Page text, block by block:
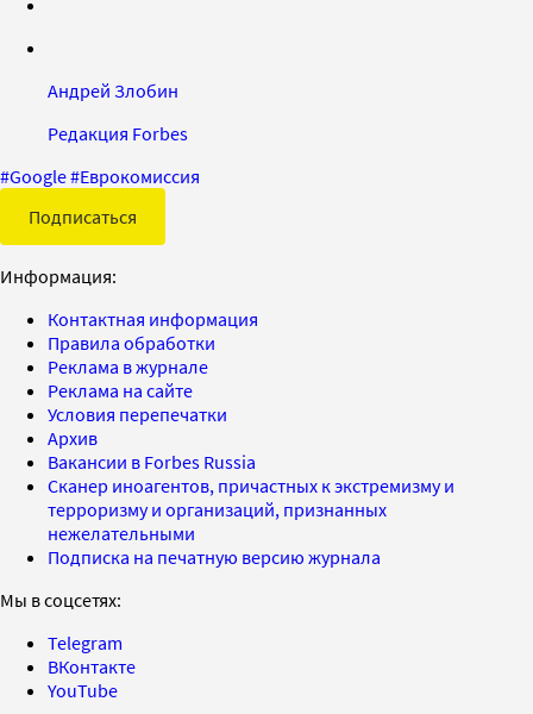
Андрей Злобин
Редакция Forbes
#Google#Еврокомиссия
Подписаться
Информация:
Контактная информация
Правила обработки
Реклама в журнале
Реклама на сайте
Условия перепечатки
Архив
Вакансии в Forbes Russia
Сканер иноагентов, причастных к экстремизму и
терроризму и организаций, признанных
нежелательными
Подписка на печатную версию журнала
Мы в соцсетях:
Telegram
ВКонтакте
YouTube